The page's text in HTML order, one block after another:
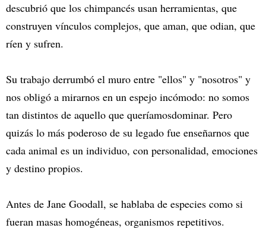
descubrió que los chimpancés usan herramientas, que
construyen vínculos complejos, que aman, que odian, que
ríen y sufren.
Su trabajo derrumbó el muro entre "ellos" y "nosotros" y
nos obligó a mirarnos en un espejo incómodo: no somos
tan distintos de aquello que queríamosdominar. Pero
quizás lo más poderoso de su legado fue enseñarnos que
cada animal es un individuo, con personalidad, emociones
y destino propios.
Antes de Jane Goodall, se hablaba de especies como si
fueran masas homogéneas, organismos repetitivos.